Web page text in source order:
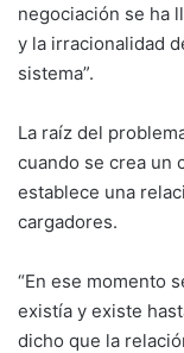
negociación se ha
y la irracionalidad
sistema”.
La raíz del
cuando se crea un
establece una
cargadores.
“En ese momento
existía y existe
dicho que la